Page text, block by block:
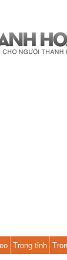
Trong tỉnh